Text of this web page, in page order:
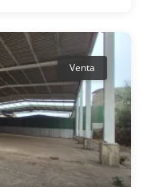
Venta